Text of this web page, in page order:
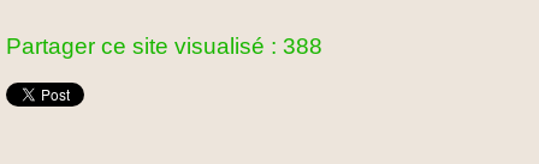
Partager ce site visualisé : 388